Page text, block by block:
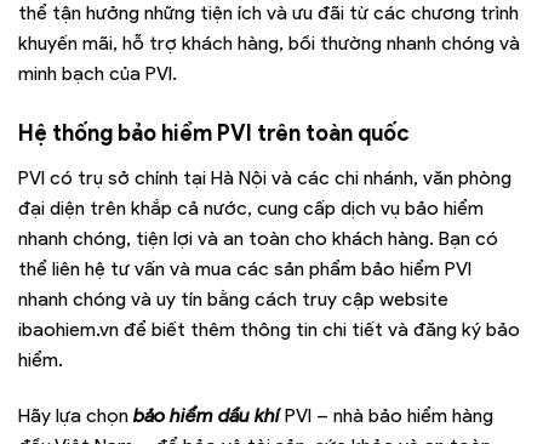
thể tận hưởng những tiện ích và ưu đãi từ các chương trình
khuyến mãi, hỗ trợ khách hàng, bồi thường nhanh chóng và
minh bạch của PVI.
Hệ thống bảo hiểm PVI trên toàn quốc
PVI có trụ sở chính tại Hà Nội và các chi nhánh, văn phòng
đại diện trên khắp cả nước, cung cấp dịch vụ bảo hiểm
nhanh chóng, tiện lợi và an toàn cho khách hàng. Bạn có
thể liên hệ tư vấn và mua các sản phẩm bảo hiểm PVI
nhanh chóng và uy tín bằng cách truy cập website
ibaohiem.vn để biết thêm thông tin chi tiết và đăng ký bảo
hiểm.
Hãy lựa chọn bảo hiểm dầu khíPVI – nhà bảo hiểm hàng